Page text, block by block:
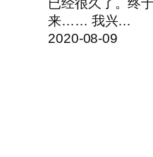
已经很久了。终
来…… 我兴…
2020-08-09